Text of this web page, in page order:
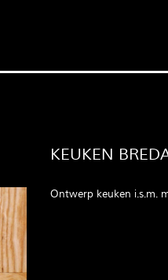
KEUKEN
Ontwerp keuken i.s.m.